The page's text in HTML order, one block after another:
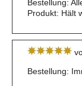
Bestellung:
Produkt: Hält
Bestellung: